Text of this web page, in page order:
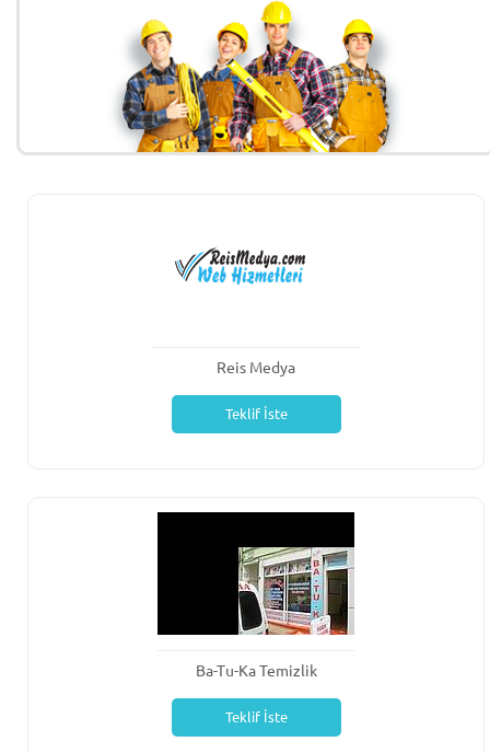
Reis Medya
Teklif İste
Ba-Tu-Ka Temizlik
Teklif İste